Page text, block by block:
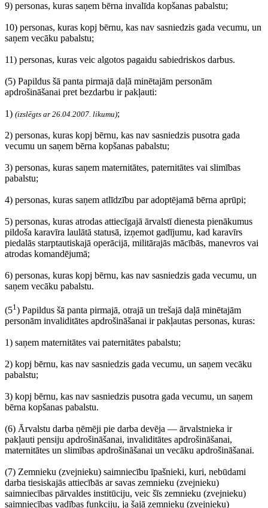
9) personas, kuras saņem bērna invalīda kopšanas pabalstu;
10) personas, kuras kopj bērnu, kas nav sasniedzis gada vecumu, un
saņem vecāku pabalstu;
11) personas, kuras veic algotos pagaidu sabiedriskos darbus.
(5) Papildus šā panta pirmajā daļā minētajām personām
apdrošināšanai pret bezdarbu ir pakļauti:
1) (izslēgts ar 26.04.2007. likumu);
2) personas, kuras kopj bērnu, kas nav sasniedzis pusotra gada
vecumu un saņem bērna kopšanas pabalstu;
3) personas, kuras saņem maternitātes, paternitātes vai slimības
pabalstu;
4) personas, kuras saņem atlīdzību par adoptējamā bērna aprūpi;
5) personas, kuras atrodas attiecīgajā ārvalstī dienesta pienākumus
pildoša karavīra laulātā statusā, izņemot gadījumu, kad karavīrs
piedalās starptautiskajā operācijā, militārajās mācībās, manevros vai
atrodas komandējumā;
6) personas, kuras kopj bērnu, kas nav sasniedzis gada vecumu, un
saņem vecāku pabalstu.
(51 ) Papildus šā panta pirmajā, otrajā un trešajā daļā minētajām
personām invaliditātes apdrošināšanai ir pakļautas personas, kuras:
1) saņem maternitātes vai paternitātes pabalstu;
2) kopj bērnu, kas nav sasniedzis gada vecumu, un saņem vecāku
pabalstu;
3) kopj bērnu, kas nav sasniedzis pusotra gada vecumu, un saņem
bērna kopšanas pabalstu.
(6) Ārvalstu darba ņēmēji pie darba devēja — ārvalstnieka ir
pakļauti pensiju apdrošināšanai, invaliditātes apdrošināšanai,
maternitātes un slimības apdrošināšanai un vecāku apdrošināšanai.
(7) Zemnieku (zvejnieku) saimniecību īpašnieki, kuri, nebūdami
darba tiesiskajās attiecībās ar savas zemnieku (zvejnieku)
saimniecības pārvaldes institūciju, veic šīs zemnieku (zvejnieku)
saimniecības vadības funkciju, ja šajā zemnieku (zvejnieku)